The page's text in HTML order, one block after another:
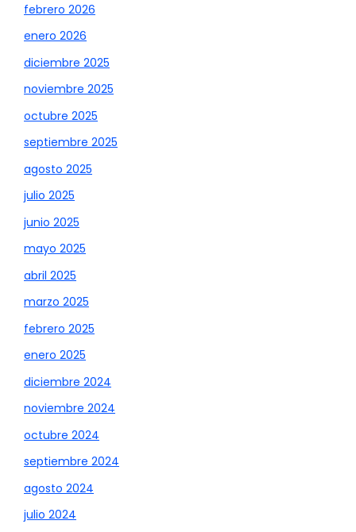
febrero 2026
enero 2026
diciembre 2025
noviembre 2025
octubre 2025
septiembre 2025
agosto 2025
julio 2025
junio 2025
mayo 2025
abril 2025
marzo 2025
febrero 2025
enero 2025
diciembre 2024
noviembre 2024
octubre 2024
septiembre 2024
agosto 2024
julio 2024